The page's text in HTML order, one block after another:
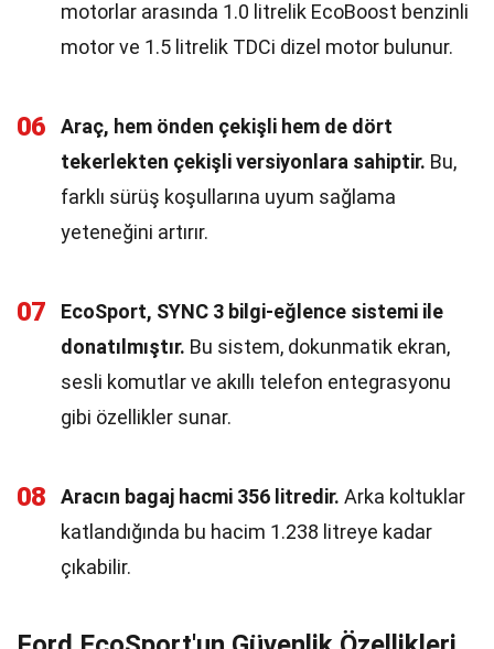
motorlar arasında 1.0 litrelik EcoBoost benzinli
motor ve 1.5 litrelik TDCi dizel motor bulunur.
06
Araç, hem önden çekişli hem de dört
tekerlekten çekişli versiyonlara sahiptir. Bu,
farklı sürüş koşullarına uyum sağlama
yeteneğini artırır.
07
EcoSport, SYNC 3 bilgi-eğlence sistemi ile
donatılmıştır. Bu sistem, dokunmatik ekran,
sesli komutlar ve akıllı telefon entegrasyonu
gibi özellikler sunar.
08 Aracın bagaj hacmi 356 litredir. Arka koltuklar
katlandığında bu hacim 1.238 litreye kadar
çıkabilir.